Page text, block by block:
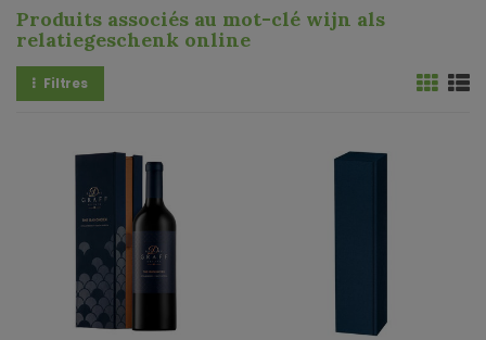
Produits associés au mot-clé wijn als
relatiegeschenk online
Filtres